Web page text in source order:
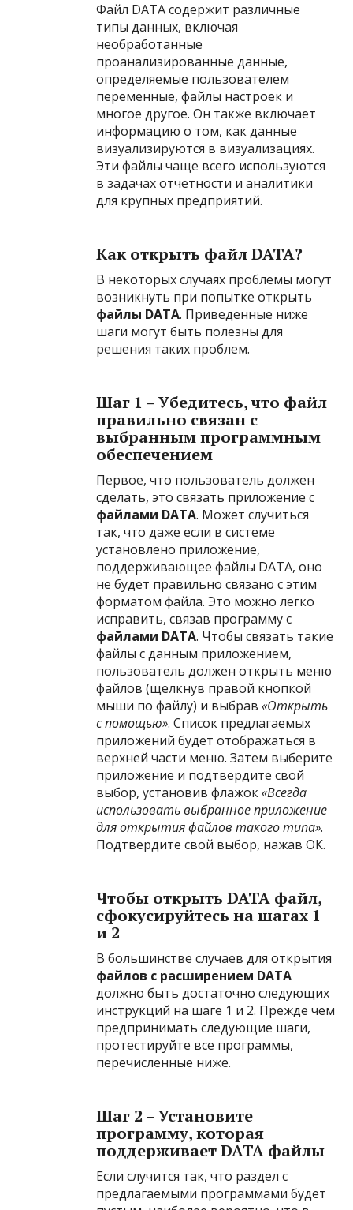
Файл DATA содержит различные
типы данных, включая
необработанные
проанализированные данные,
определяемые пользователем
переменные, файлы настроек и
многое другое. Он также включает
информацию о том, как данные
визуализируются в визуализациях.
Эти файлы чаще всего используются
в задачах отчетности и аналитики
для крупных предприятий.
Как открыть файл DATA?
В некоторых случаях проблемы могут
возникнуть при попытке открыть
файлы DATA. Приведенные ниже
шаги могут быть полезны для
решения таких проблем.
Шаг 1 – Убедитесь, что файл
правильно связан с
выбранным программным
обеспечением
Первое, что пользователь должен
сделать, это связать приложение с
файлами DATA. Может случиться
так, что даже если в системе
установлено приложение,
поддерживающее файлы DATA, оно
не будет правильно связано с этим
форматом файла. Это можно легко
исправить, связав программу с
файлами DATA. Чтобы связать такие
файлы с данным приложением,
пользователь должен открыть меню
файлов (щелкнув правой кнопкой
мыши по файлу) и выбрав«Открыть
с помощью». Список предлагаемых
приложений будет отображаться в
верхней части меню. Затем выберите
приложение и подтвердите свой
выбор, установив флажок«Всегда
использовать выбранное приложение
для открытия файлов такого типа».
Подтвердите свой выбор, нажав ОК.
Чтобы открыть DATA файл,
сфокусируйтесь на шагах 1
и 2
В большинстве случаев для открытия
файлов с расширением DATA
должно быть достаточно следующих
инструкций на шаге 1 и 2. Прежде чем
предпринимать следующие шаги,
протестируйте все программы,
перечисленные ниже.
Шаг 2 – Установите
программу, которая
поддерживает DATA файлы
Если случится так, что раздел с
предлагаемыми программами будет